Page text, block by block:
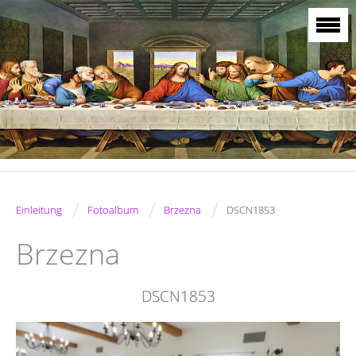
Einleitung / Fotoalbum / Brzezna / DSCN1853
Brzezna
DSCN1853